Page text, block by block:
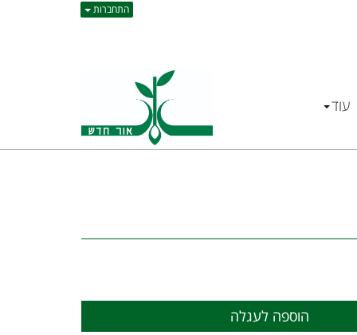
התחברות
עוד
הוספה לעגלה